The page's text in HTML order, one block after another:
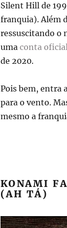
Silent Hill de
franquia). Além
ressuscitando o
uma conta
de 2020.
Pois bem, entra
para o vento.
mesmo a
KONAMI
(AH TÁ)